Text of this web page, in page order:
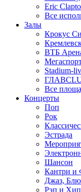
Eric
Все
Залы
Крокус
ВТБ
Stadium-
Все
Концерты
Поп
Рок
Эстрада
Шансон
Кантри и
Джаз,
Рэп и